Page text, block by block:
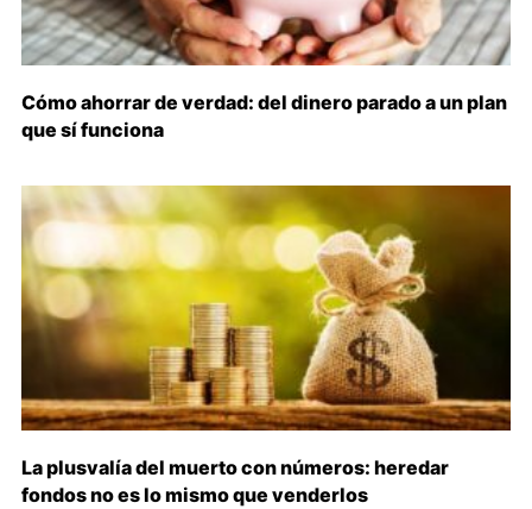
Cómo ahorrar de verdad: del dinero parado a un plan
que sí funciona
La plusvalía del muerto con números: heredar
fondos no es lo mismo que venderlos